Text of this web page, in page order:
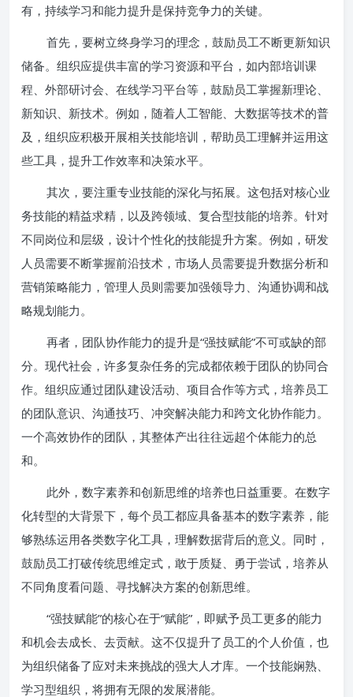
有，持续学习和能力提升是保持竞争力的关键。
首先，要树立终身学习的理念，鼓励员工不断更新知识
储备。组织应提供丰富的学习资源和平台，如内部培训课
程、外部研讨会、在线学习平台等，鼓励员工掌握新理论、
新知识、新技术。例如，随着人工智能、大数据等技术的普
及，组织应积极开展相关技能培训，帮助员工理解并运用这
些工具，提升工作效率和决策水平。
其次，要注重专业技能的深化与拓展。这包括对核心业
务技能的精益求精，以及跨领域、复合型技能的培养。针对
不同岗位和层级，设计个性化的技能提升方案。例如，研发
人员需要不断掌握前沿技术，市场人员需要提升数据分析和
营销策略能力，管理人员则需要加强领导力、沟通协调和战
略规划能力。
再者，团队协作能力的提升是“强技赋能”不可或缺的部
分。现代社会，许多复杂任务的完成都依赖于团队的协同合
作。组织应通过团队建设活动、项目合作等方式，培养员工
的团队意识、沟通技巧、冲突解决能力和跨文化协作能力。
一个高效协作的团队，其整体产出往往远超个体能力的总
和。
此外，数字素养和创新思维的培养也日益重要。在数字
化转型的大背景下，每个员工都应具备基本的数字素养，能
够熟练运用各类数字化工具，理解数据背后的意义。同时，
鼓励员工打破传统思维定式，敢于质疑、勇于尝试，培养从
不同角度看问题、寻找解决方案的创新思维。
“强技赋能”的核心在于“赋能”，即赋予员工更多的能力
和机会去成长、去贡献。这不仅提升了员工的个人价值，也
为组织储备了应对未来挑战的强大人才库。一个技能娴熟、
学习型组织，将拥有无限的发展潜能。